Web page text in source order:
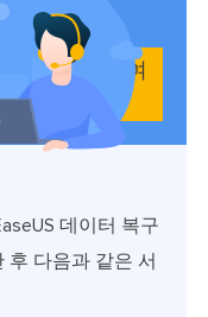
문의하려면 여
데이터 복구
후 다음과 같은 서